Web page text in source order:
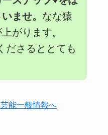
ませ。 なな猿
がります。
ださるととても